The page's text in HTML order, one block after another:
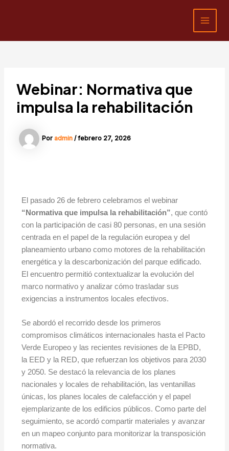
Webinar: Normativa que
impulsa la rehabilitación
Por admin /febrero 27, 2026
El pasado 26 de febrero celebramos el webinar
“Normativa que impulsa la rehabilitación”, que contó
con la participación de casi 80 personas, en una sesión
centrada en el papel de la regulación europea y del
planeamiento urbano como motores de la rehabilitación
energética y la descarbonización del parque edificado.
El encuentro permitió contextualizar la evolución del
marco normativo y analizar cómo trasladar sus
exigencias a instrumentos locales efectivos.
Se abordó el recorrido desde los primeros
compromisos climáticos internacionales hasta el Pacto
Verde Europeo y las recientes revisiones de la EPBD,
la EED y la RED, que refuerzan los objetivos para 2030
y 2050. Se destacó la relevancia de los planes
nacionales y locales de rehabilitación, las ventanillas
únicas, los planes locales de calefacción y el papel
ejemplarizante de los edificios públicos. Como parte del
seguimiento, se acordó compartir materiales y avanzar
en un mapeo conjunto para monitorizar la transposición
normativa.